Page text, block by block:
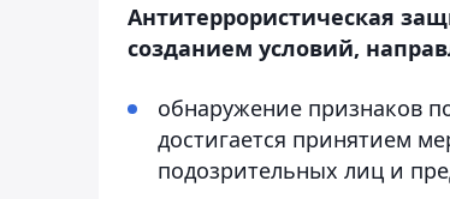
Антитеррористическая
созданием условий,
обнаружение признаков
достигается принятием
подозрительных лиц и